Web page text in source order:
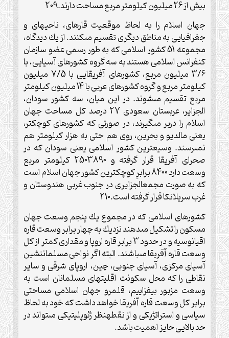
بيش از 26 ميليون كيلومتر مربع مساحت دارند.209
جهان اسلام را به لحاظ موقعيت قاره‏اى، ناحيه‏اى و
جغرافيايى به مناطق ديگرى تقسيم مى‏كنند. از يك ديدگاه،
مجموعه 51 كشور اسلامى كه به طور رسمى عضو سازمان
كنفرانس اسلامى هستند به سه گروه كشورهاى آسيايى، با
3/6 ميليون مربع، كشورهاى آفريقايى با 7/5 ميليون
كيلومتر مربع و گروه كشورهاى عربى با 14 ميليون كيلومتر
مربع تقسيم مى‏شوند. در اين ميان، سه كشور سودان،
الجزاير، عربستان سعودى 27 درصد كل مساحت جهان
اسلام را دربر مى‏گيرند، در صورتى كه كشورهاى كوچك‏تر،
يعنى مالديو و بحرين، روى هم حتى به هزار كيلومتر هم
نمى‏رسند. وسيع‏ترين كشور اسلامى يعنى سودان كه در
صحراى آفريقا قرار گرفته و 2503890 كيلومتر مربع
وسعت دارد 8400 برابرِ كوچك‏ترين كشور جهان اسلام است
كه به صورت مجمع‏الجزايرى در جنوب غربى هندوستان و
غرب سريلانكا قرار گرفته است.210
كشورهاى اسلامى كه در مجموع يك پنجم وسعت جهان
مسكون را تشكيل مى‏دهند نزديك به چهار برابر وسعت قاره
اقيانوسيه و در حدود 3 برابر قاره اروپا و مقدارى كمتر از كل
وسعت قاره آفريقا مى‏باشند. البته اگر نواحى مسلمان‏نشين
آسياى مركزى، آسياى جنوبى، چين، اروپاى شرقى و ساير
نقاطى را كه محل سكونت اقليت‏هاى مسلمانان است به
وسعت مزبور بيفزاييم، قلمرو جهان اسلامى مساحتى
برابر كل وسعت قاره آفريقا خواهد داشت كه خود به لحاظ
سياسى و استراتژيكى و از نقطه‏نظر ژئوپليتيكى مى‏تواند در
حد بالايى حايز اهميت باشد.